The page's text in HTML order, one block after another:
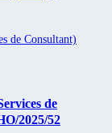
de
2025/52